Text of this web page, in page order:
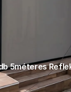
5méteres